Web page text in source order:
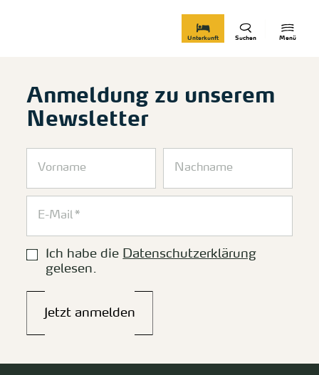
Menü
Suchen
Unterkunft
Anmeldung zu unserem
Newsletter
Ich habe die Datenschutzerklärung
gelesen.
Jetzt anmelden